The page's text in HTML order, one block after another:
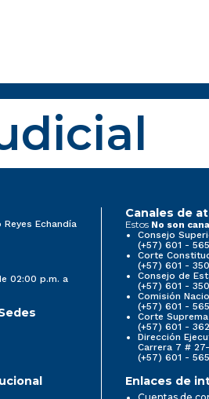
Echandía
02:00 p.m. a
Canales de
Estos No son
Consejo
(+57) 601 -
Corte
(+57) 601 -
Consejo de
(+57) 601 -
Comisión
(+57) 601 -
Corte
(+57) 601 -
Dirección
Carrera 7 #
(+57) 601 -
Enlaces de